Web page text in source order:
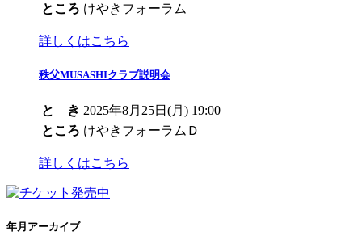
ところ けやきフォーラム
詳しくはこちら
秩父MUSASHIクラブ説明会
と き 2025年8月25日(月) 19:00
ところ けやきフォーラムＤ
詳しくはこちら
年月アーカイブ